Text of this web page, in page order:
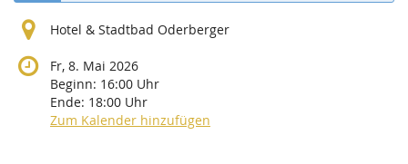
Hotel & Stadtbad Oderberger
Fr, 8. Mai 2026
Beginn: 16:00 Uhr
Ende: 18:00 Uhr
Zum Kalender hinzufügen